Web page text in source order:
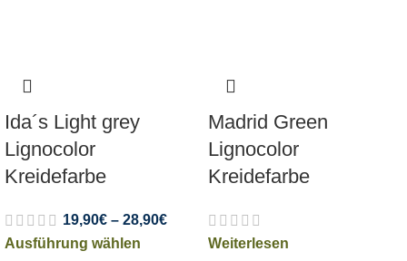
Ida´s Light grey
Lignocolor
Kreidefarbe
19,90€ – 28,90€
Ausführung wählen
Madrid Green
Lignocolor
Kreidefarbe
Weiterlesen